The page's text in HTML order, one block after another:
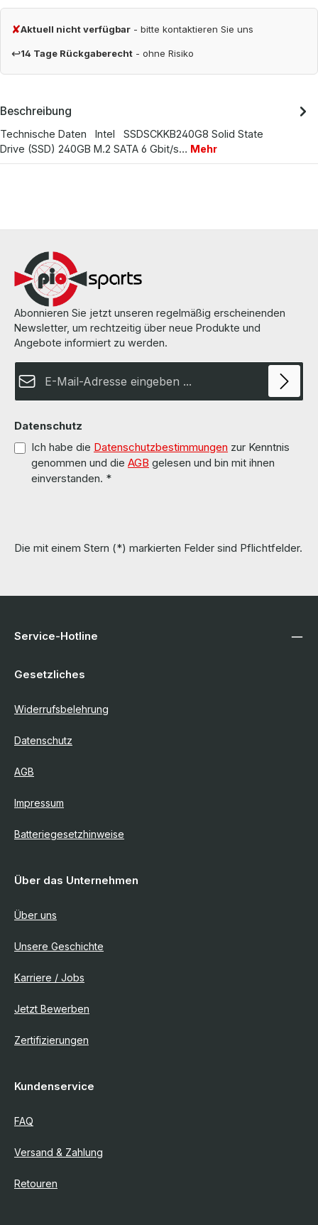
✘Aktuell nicht verfügbar - bitte kontaktieren Sie uns
↩14 Tage Rückgaberecht - ohne Risiko
Beschreibung
Technische Daten Intel SSDSCKKB240G8 Solid State
Drive (SSD) 240GB M.2 SATA 6 Gbit/s… Mehr
Abonnieren Sie jetzt unseren regelmäßig erscheinenden
Newsletter, um rechtzeitig über neue Produkte und
Angebote informiert zu werden.
Datenschutz
Ich habe die Datenschutzbestimmungen zur Kenntnis
genommen und die AGB gelesen und bin mit ihnen
einverstanden. *
Die mit einem Stern (*) markierten Felder sind Pflichtfelder.
Service-Hotline
Gesetzliches
Widerrufsbelehrung
Datenschutz
AGB
Impressum
Batteriegesetzhinweise
Über das Unternehmen
Über uns
Unsere Geschichte
Karriere / Jobs
Jetzt Bewerben
Zertifizierungen
Kundenservice
FAQ
Versand & Zahlung
Retouren